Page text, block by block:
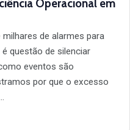
Operacional em
de alarmes para
questão de silenciar
eventos são
por que o excesso